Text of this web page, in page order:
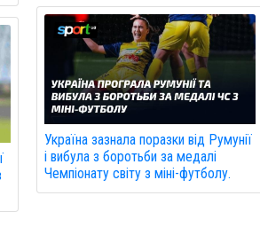
Україна зазнала поразки від Румунії
і вибула з боротьби за медалі
Чемпіонату світу з міні-футболу.